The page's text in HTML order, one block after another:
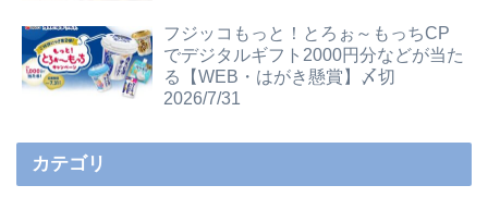
フジッコもっと！とろぉ～もっちCP
でデジタルギフト2000円分などが当た
る【WEB・はがき懸賞】〆切
2026/7/31
カテゴリ